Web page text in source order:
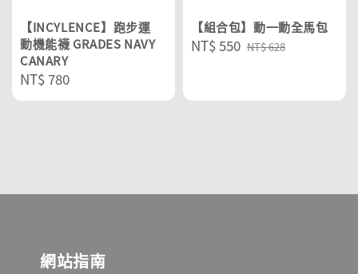
【INCYLENCE】跑步運
動機能襪 GRADES NAVY
CANARY
Regular
price
NT$ 780
【組合包】動一動全馬包
Sale
NT$ 550 Regular
NT$ 628
網站指南